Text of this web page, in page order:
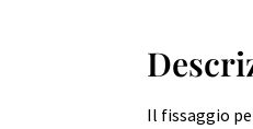
Il fissaggio